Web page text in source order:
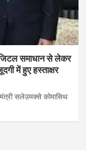
समाधान से लेकर
में हुए हस्ताक्षर
सलेउमक्से कोमासिथ